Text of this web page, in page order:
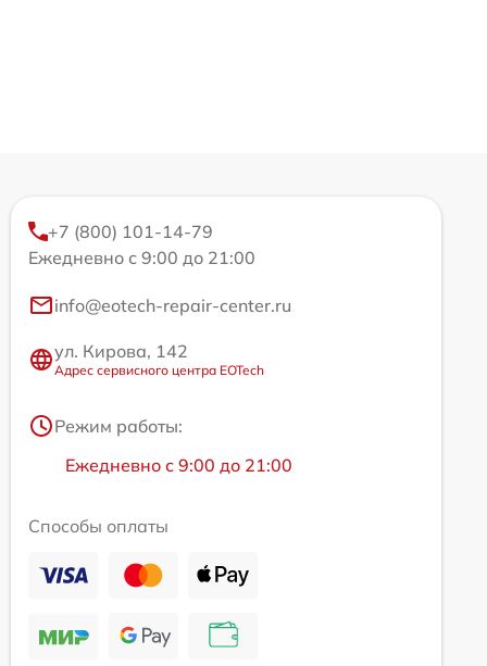
+7 (800) 101-14-79
Ежедневно с 9:00 до 21:00
info@eotech-repair-center.ru
ул. Кирова, 142
Адрес сервисного центра EOTech
Режим работы:
Ежедневно с 9:00 до 21:00
Способы оплаты